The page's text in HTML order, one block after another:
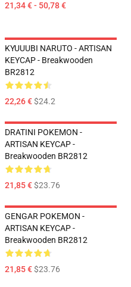
21,34 € - 50,78 €
KYUUUBI NARUTO - ARTISAN
KEYCAP - Breakwooden
BR2812
22,26 €$24.2
DRATINI POKEMON -
ARTISAN KEYCAP -
Breakwooden BR2812
21,85 €$23.76
GENGAR POKEMON -
ARTISAN KEYCAP -
Breakwooden BR2812
21,85 €$23.76